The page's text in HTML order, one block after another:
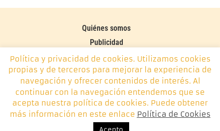
Quiénes somos
Publicidad
Contacto
Política de cookies
Monplamar, desde 2014 -info@monplamar.com- +34 656
626 074
Política y privacidad de cookies. Utilizamos cookies
propias y de terceros para mejorar la experiencia de
navegación y ofrecer contenidos de interés. Al
continuar con la navegación entendemos que se
acepta nuestra política de cookies. Puede obtener
más información en este enlace Política de Cookies